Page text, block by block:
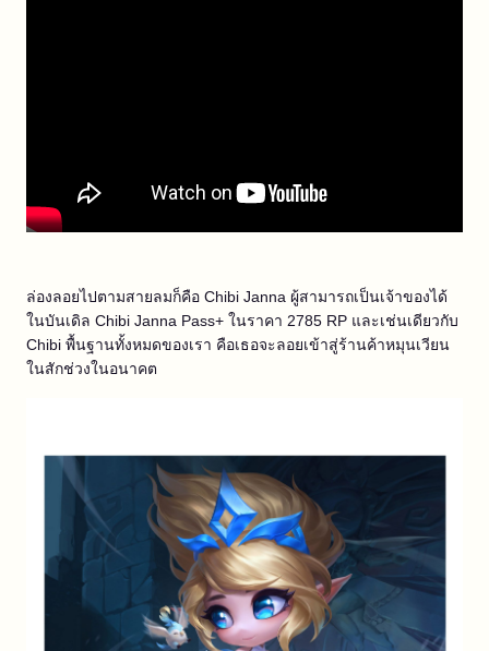
ล่องลอยไปตามสายลมก็คือ Chibi Janna ผู้สามารถเป็นเจ้าของได้
ในบันเดิล Chibi Janna Pass+ ในราคา 2785 RP และเช่นเดียวกับ
Chibi พื้นฐานทั้งหมดของเรา คือเธอจะลอยเข้าสู่ร้านค้าหมุนเวียน
ในสักช่วงในอนาคต